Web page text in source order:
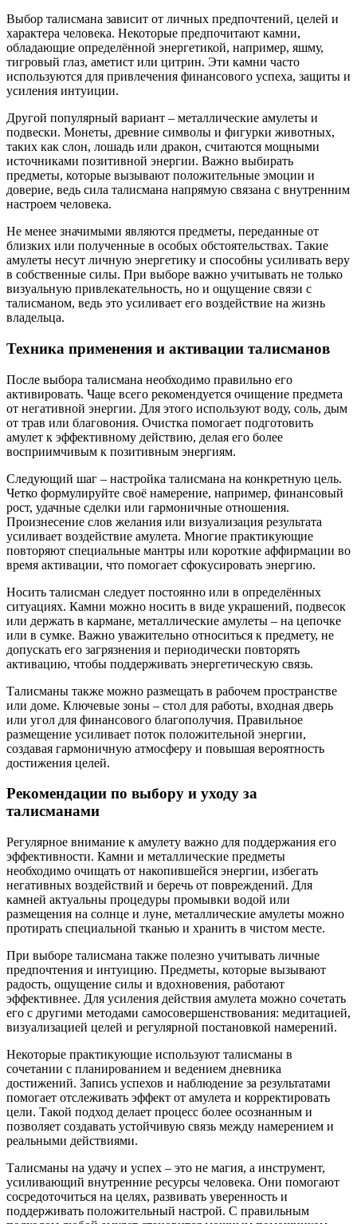
Выбор талисмана зависит от личных предпочтений, целей и
характера человека. Некоторые предпочитают камни,
обладающие определённой энергетикой, например, яшму,
тигровый глаз, аметист или цитрин. Эти камни часто
используются для привлечения финансового успеха, защиты и
усиления интуиции.
Другой популярный вариант – металлические амулеты и
подвески. Монеты, древние символы и фигурки животных,
таких как слон, лошадь или дракон, считаются мощными
источниками позитивной энергии. Важно выбирать
предметы, которые вызывают положительные эмоции и
доверие, ведь сила талисмана напрямую связана с внутренним
настроем человека.
Не менее значимыми являются предметы, переданные от
близких или полученные в особых обстоятельствах. Такие
амулеты несут личную энергетику и способны усиливать веру
в собственные силы. При выборе важно учитывать не только
визуальную привлекательность, но и ощущение связи с
талисманом, ведь это усиливает его воздействие на жизнь
владельца.
Техника применения и активации талисманов
После выбора талисмана необходимо правильно его
активировать. Чаще всего рекомендуется очищение предмета
от негативной энергии. Для этого используют воду, соль, дым
от трав или благовония. Очистка помогает подготовить
амулет к эффективному действию, делая его более
восприимчивым к позитивным энергиям.
Следующий шаг – настройка талисмана на конкретную цель.
Четко формулируйте своё намерение, например, финансовый
рост, удачные сделки или гармоничные отношения.
Произнесение слов желания или визуализация результата
усиливает воздействие амулета. Многие практикующие
повторяют специальные мантры или короткие аффирмации во
время активации, что помогает сфокусировать энергию.
Носить талисман следует постоянно или в определённых
ситуациях. Камни можно носить в виде украшений, подвесок
или держать в кармане, металлические амулеты – на цепочке
или в сумке. Важно уважительно относиться к предмету, не
допускать его загрязнения и периодически повторять
активацию, чтобы поддерживать энергетическую связь.
Талисманы также можно размещать в рабочем пространстве
или доме. Ключевые зоны – стол для работы, входная дверь
или угол для финансового благополучия. Правильное
размещение усиливает поток положительной энергии,
создавая гармоничную атмосферу и повышая вероятность
достижения целей.
Рекомендации по выбору и уходу за
талисманами
Регулярное внимание к амулету важно для поддержания его
эффективности. Камни и металлические предметы
необходимо очищать от накопившейся энергии, избегать
негативных воздействий и беречь от повреждений. Для
камней актуальны процедуры промывки водой или
размещения на солнце и луне, металлические амулеты можно
протирать специальной тканью и хранить в чистом месте.
При выборе талисмана также полезно учитывать личные
предпочтения и интуицию. Предметы, которые вызывают
радость, ощущение силы и вдохновения, работают
эффективнее. Для усиления действия амулета можно сочетать
его с другими методами самосовершенствования: медитацией,
визуализацией целей и регулярной постановкой намерений.
Некоторые практикующие используют талисманы в
сочетании с планированием и ведением дневника
достижений. Запись успехов и наблюдение за результатами
помогает отслеживать эффект от амулета и корректировать
цели. Такой подход делает процесс более осознанным и
позволяет создавать устойчивую связь между намерением и
реальными действиями.
Талисманы на удачу и успех – это не магия, а инструмент,
усиливающий внутренние ресурсы человека. Они помогают
сосредоточиться на целях, развивать уверенность и
поддерживать положительный настрой. С правильным